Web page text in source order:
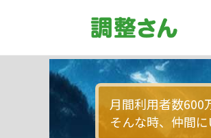
月間利用者数600
そんな時、仲間